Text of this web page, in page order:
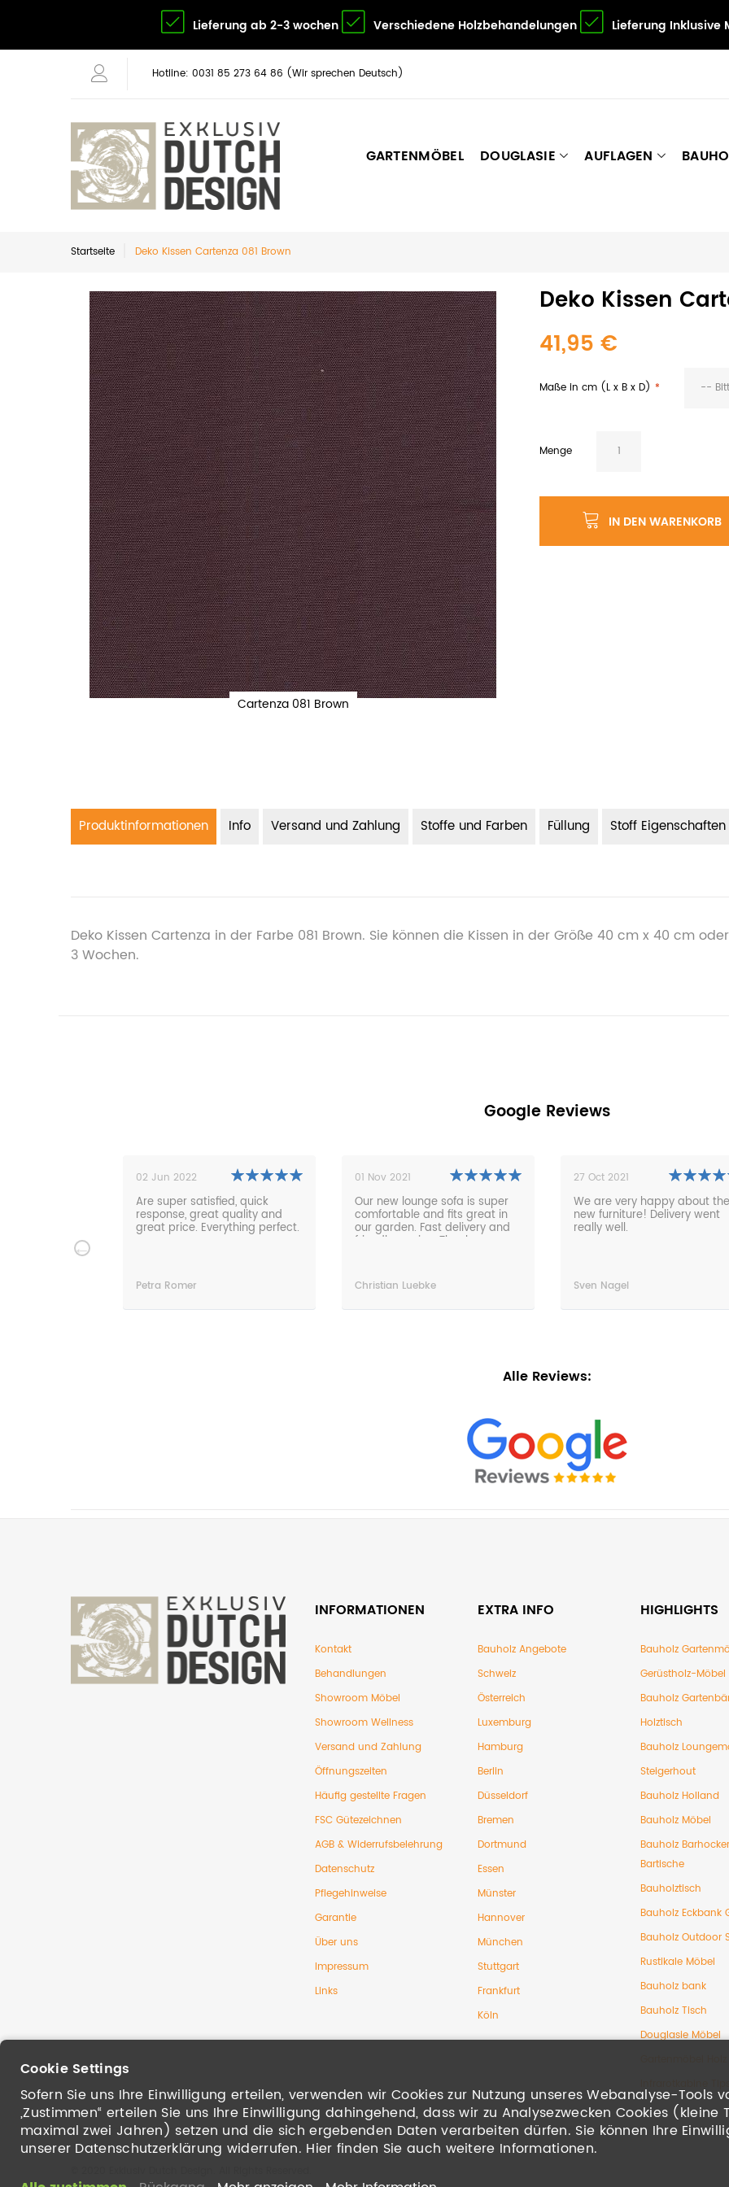
Lieferung ab 2-3 wochen Verschiedene Holzbehandelungen Lieferung Inklusive
Hotline: 0031 85 273 64 86 (Wir sprechen Deutsch)
GARTENMÖBEL DOUGLASIE AUFLAGEN
Startseite Deko Kissen Cartenza 081 Brown
Deko Kissen
41,95 €
Maße in cm (L x B x D) --
Menge
IN DEN WARENKORB
Cartenza 081 Brown
Produktinformationen
Deko Kissen Cartenza in der Farbe 081 Brown. Sie können die Kissen in der Größe 40 cm x 40 cm
3 Wochen.
Info Versand und Zahlung Stoffe und Farben Füllung Stoff Eigenschaften
Google Reviews
Länge etwas
02 Jun 2022
Are super satisfied, quick
response, great quality and
great price. Everything perfect.
Petra Romer
01 Nov 2021
Our new lounge sofa is super
comfortable and fits great in
our garden. Fast delivery and
friendly service. Thanks very
Christian Luebke
27 Oct 2021
We are very happy about the
new furniture! Delivery went
really well.
Sven Nagel
Alle Reviews:
INFORMATIONEN
Kontakt
Behandlungen
Showroom Möbel
Showroom Wellness
Versand und Zahlung
Öffnungszeiten
Häufig gestellte Fragen
FSC Gütezeichnen
AGB & Widerrufsbelehrung
Datenschutz
Pflegehinweise
Garantie
Über uns
Impressum
Links
EXTRA INFO
Bauholz Angebote
Schweiz
Österreich
Luxemburg
Hamburg
Berlin
Düsseldorf
Bremen
Dortmund
Essen
Münster
Hannover
München
Stuttgart
Frankfurt
Köln
HIGHLIGHTS
Bauholz
Gerüstholz-Möbel
Bauholz
Holztisch
Bauholz
Steigerhout
Bauholz Holland
Bauholz Möbel
Bauholz
Bartische
Bauholztisch
Bauholz Eckbank
Bauholz Outdoor
Rustikale Möbel
Bauholz bank
Bauholz Tisch
Douglasie Möbel
Cookie Settings
Sofern Sie uns Ihre Einwilligung erteilen, verwenden wir Cookies zur Nutzung unseres Webanalyse-Tools
„Zustimmen“ erteilen Sie uns Ihre Einwilligung dahingehend, dass wir zu Analysezwecken Cookies
maximal zwei Jahren) setzen und die sich ergebenden Daten verarbeiten dürfen. Sie können Ihre
unserer Datenschutzerklärung widerrufen. Hier finden Sie auch weitere Informationen.